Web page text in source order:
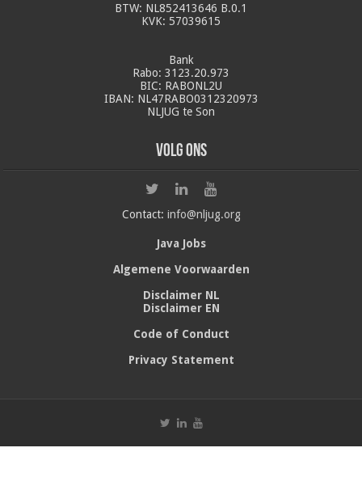
BTW: NL852413646 B.0.1
KVK: 57039615
Bank
Rabo: 3123.20.973
BIC: RABONL2U
IBAN: NL47RABO0312320973
NLJUG te Son
Volg ons
Contact: info@nljug.org
Java Jobs
Algemene Voorwaarden
Disclaimer NL
Disclaimer EN
Code of Conduct
Privacy Statement